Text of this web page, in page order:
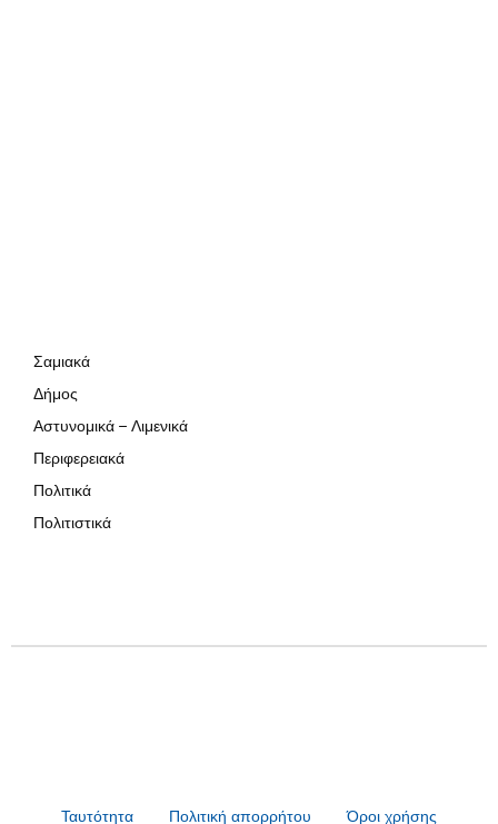
Σαμιακά
Δήμος
Αστυνομικά – Λιμενικά
Περιφερειακά
Πολιτικά
Πολιτιστικά
Ταυτότητα Πολιτική απορρήτου Όροι χρήσης